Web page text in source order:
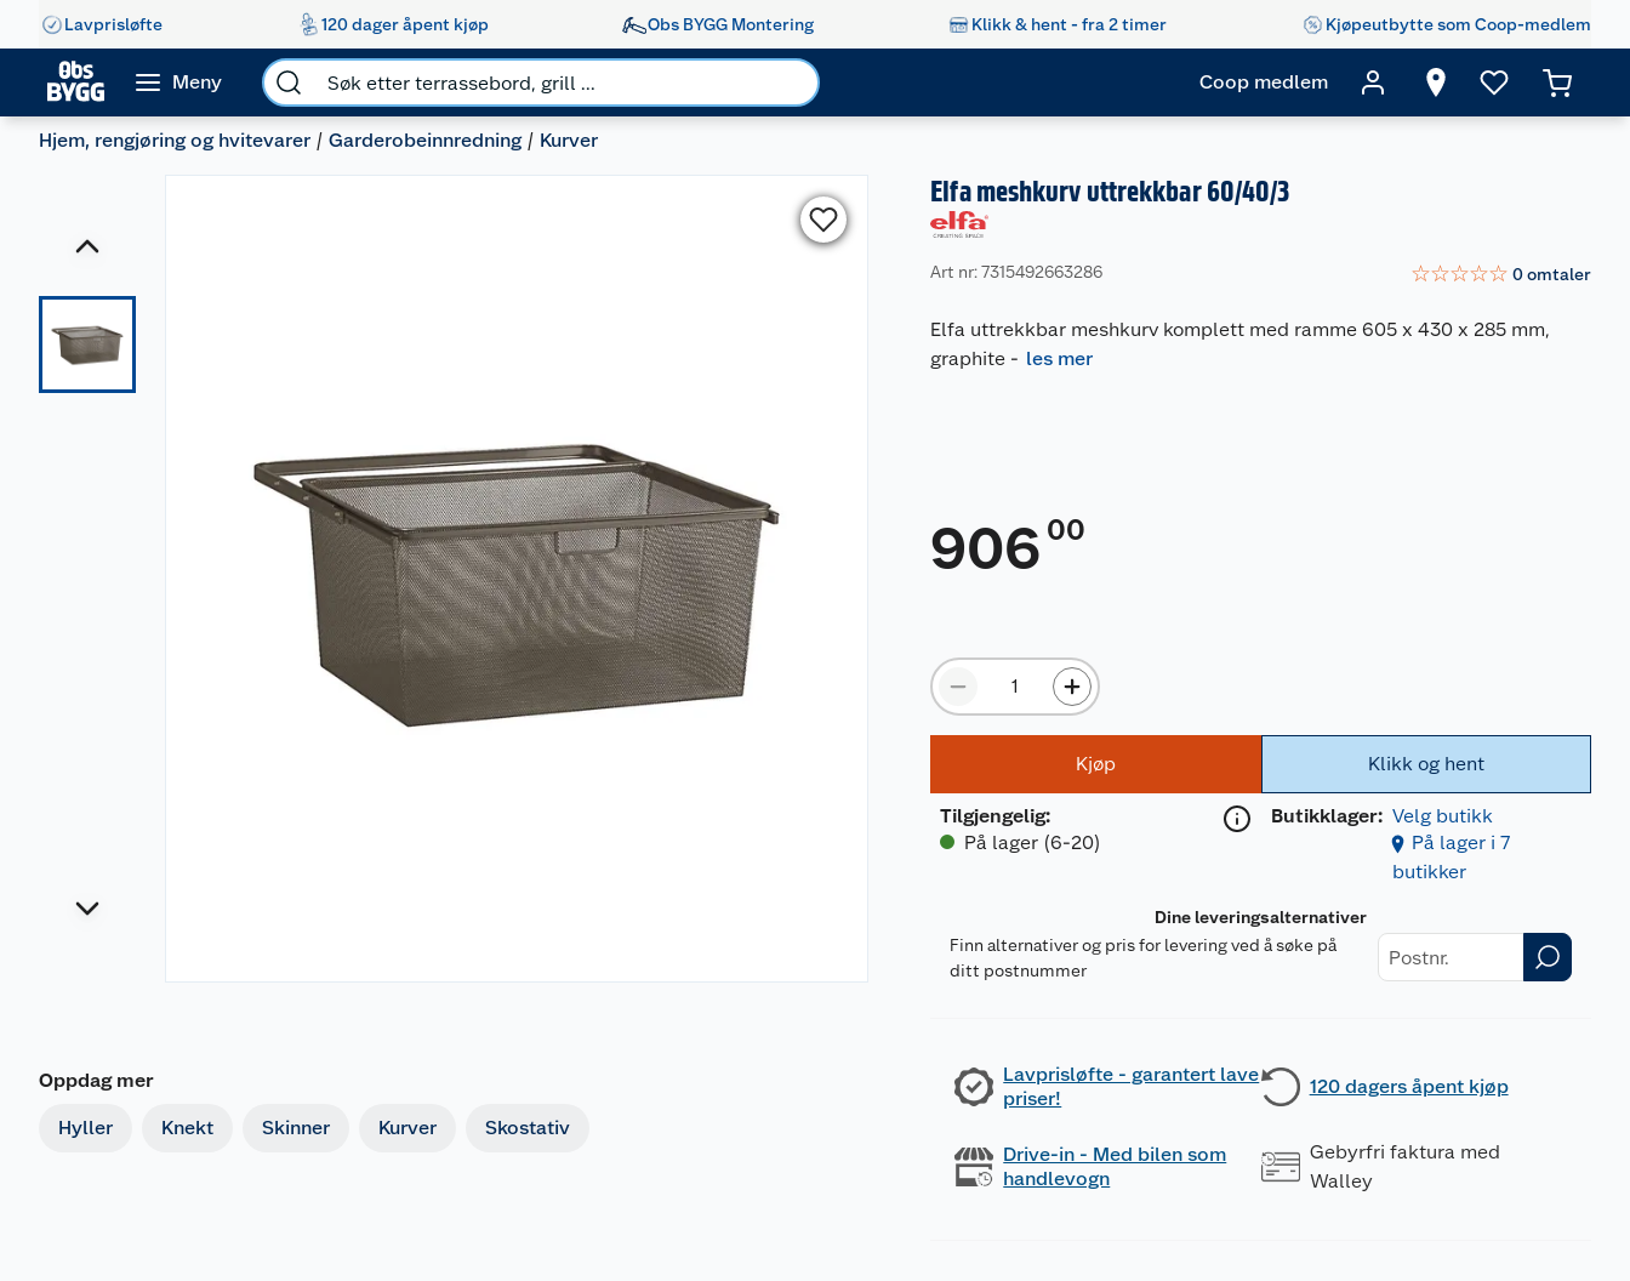
Lavprisløfte 120 dager åpent kjøp Obs BYGG Montering Klikk & hent - fra 2 timer Kjøpeutbytte som Coop-medlem
Meny Coop medlem
Hjem, rengjøring og hvitevarer Garderobeinnredning Kurver
Oppdag mer
Hyller Knekt Skinner Kurver Skostativ
Elfa meshkurv uttrekkbar 60/40/3
Art nr: 7315492663286 ☆☆☆☆☆ 0omtaler
Elfa uttrekkbar meshkurv komplett med ramme 605 x 430 x 285 mm,
graphite - les mer
906 00
Kjøp
Tilgjengelig:
På lager (6-20)
Klikk og hent
Butikklager: Velg butikk
På lager i 7
butikker
Dine leveringsalternativer
Finn alternativer og pris for levering ved å søke på
ditt postnummer
Lavprisløfte - garantert lave
priser!
120 dagers åpent kjøp
Drive-in - Med bilen som
handlevogn
Gebyrfri faktura med
Walley